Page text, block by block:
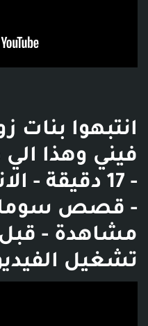
انتبهوا
فيني وهذا
- 17 دقيقة -
تشغيل